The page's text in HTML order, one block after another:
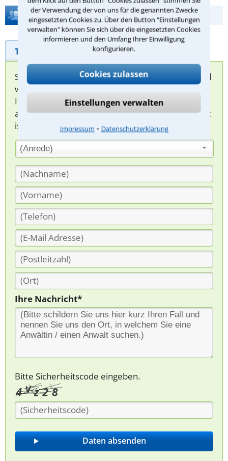
der Verwendung der von uns für die genannten Zwecke
eingesetzten Cookies zu. Über den Button "Einstellungen
verwalten" können Sie sich über die eingesetzten Cookies
informieren und den Umfang Ihrer Einwilligung
konfigurieren.
Cookies zulassen
Einstellungen verwalten
Impressum ⁃ Datenschutzerklärung
Hilfe bei Ihrer Anwaltsuche?
Telefonhilfe Beratungsanfrage
Sie können hier Ihren Fall schildern. Anschließend
werden sich spezialisierte Rechtsanwälte bei
Ihnen melden, um das weitere Vorgehen
abzuklären. Die Rückmeldung durch einen Anwalt
ist für Sie kostenlos.
(Anrede)
Ihre Nachricht*
Bitte Sicherheitscode eingeben.